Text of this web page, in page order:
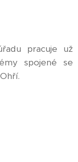
pracuje už
spojené se